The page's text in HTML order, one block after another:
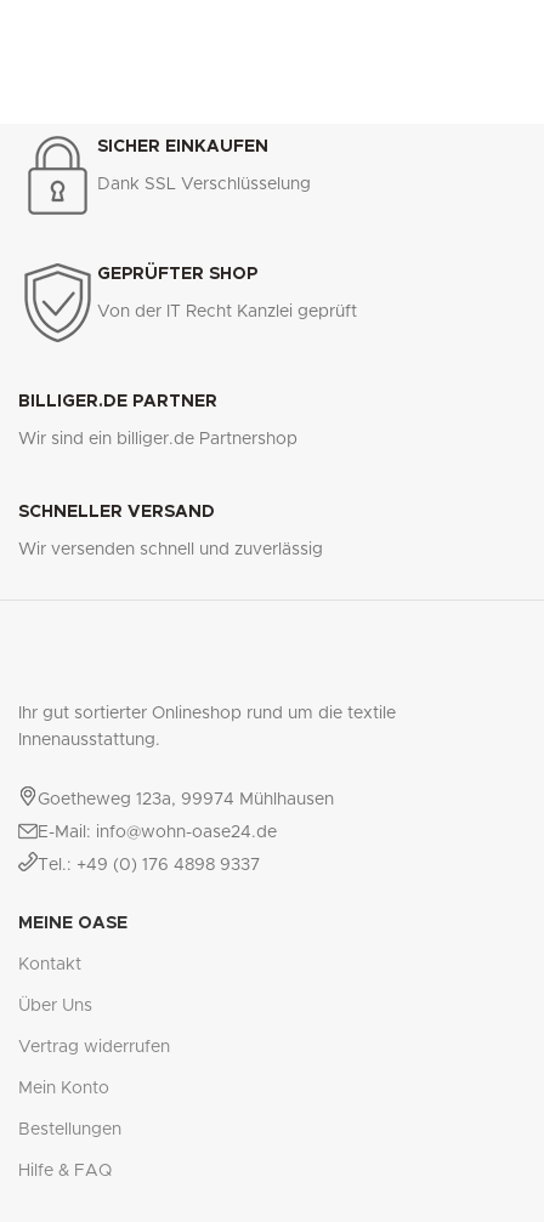
SICHER EINKAUFEN
Dank SSL Verschlüsselung
GEPRÜFTER SHOP
Von der IT Recht Kanzlei geprüft
BILLIGER.DE PARTNER
Wir sind ein billiger.de Partnershop
SCHNELLER VERSAND
Wir versenden schnell und zuverlässig
Ihr gut sortierter Onlineshop rund um die textile
Innenausstattung.
Goetheweg 123a, 99974 Mühlhausen
E-Mail: info@wohn-oase24.de
Tel.: +49 (0) 176 4898 9337
MEINE OASE
Kontakt
Über Uns
Vertrag widerrufen
Mein Konto
Bestellungen
Hilfe & FAQ